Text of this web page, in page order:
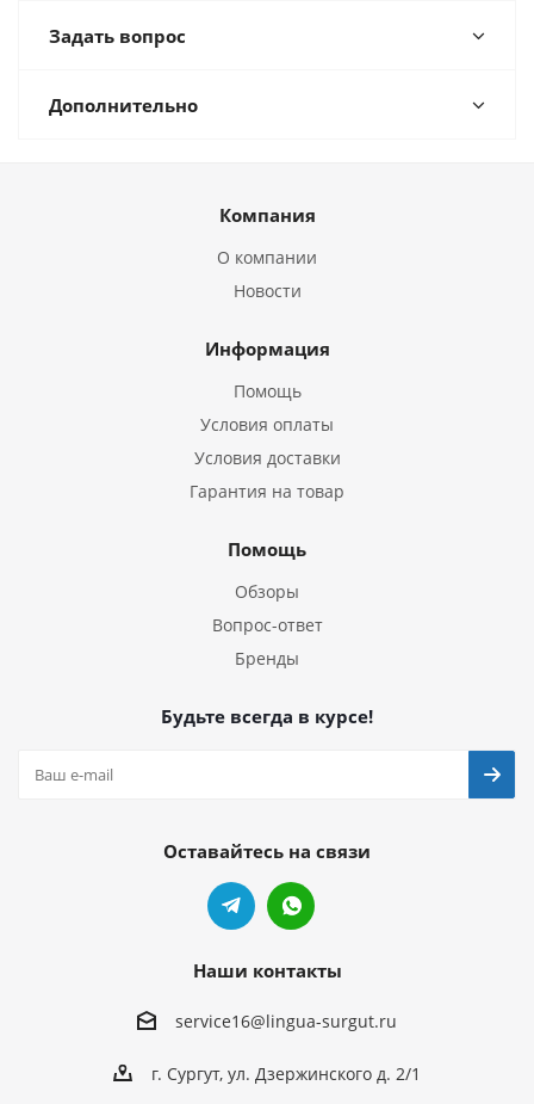
Задать вопрос
Дополнительно
Компания
О компании
Новости
Информация
Помощь
Условия оплаты
Условия доставки
Гарантия на товар
Помощь
Обзоры
Вопрос-ответ
Бренды
Будьте всегда в курсе!
Оставайтесь на связи
Наши контакты
service16@lingua-surgut.ru
г. Сургут, ул. Дзержинского д. 2/1